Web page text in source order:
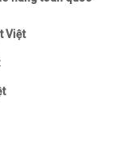
Việt